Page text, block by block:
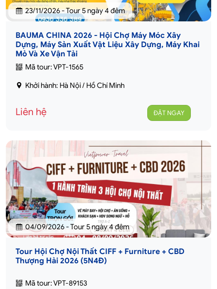
23/11/2026 - Tour 5 ngày 4 đêm
BAUMA CHINA 2026 - Hội Chợ Máy Móc Xây
Dựng, Máy Sản Xuất Vật Liệu Xây Dựng, Máy Khai
Mỏ Và Xe Vận Tải
Mã tour: VPT-1565
Khởi hành: Hà Nội / Hồ Chí Minh
Liên hệ ĐẶT NGAY
04/09/2026 - Tour 5 ngày 4 đêm
Tour Hội Chợ Nội Thất CIFF + Furniture + CBD
Thượng Hải 2026 (5N4Đ)
Mã tour: VPT-89153